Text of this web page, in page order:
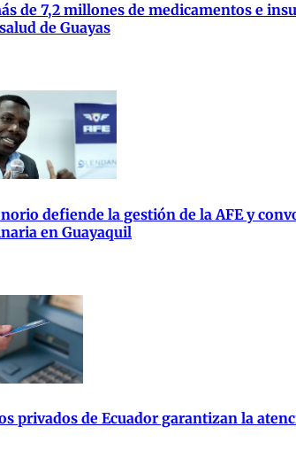
de 7,2 millones de medicamentos e
de Guayas
defiende la gestión de la AFE y
en Guayaquil
privados de Ecuador garantizan la